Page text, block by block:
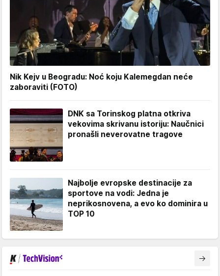
Nik Kejv u Beogradu: Noć koju Kalemegdan neće
zaboraviti (FOTO)
DNK sa Torinskog platna otkriva
vekovima skrivanu istoriju: Naučnici
pronašli neverovatne tragove
Najbolje evropske destinacije za
sportove na vodi: Jedna je
neprikosnovena, a evo ko dominira u
TOP 10